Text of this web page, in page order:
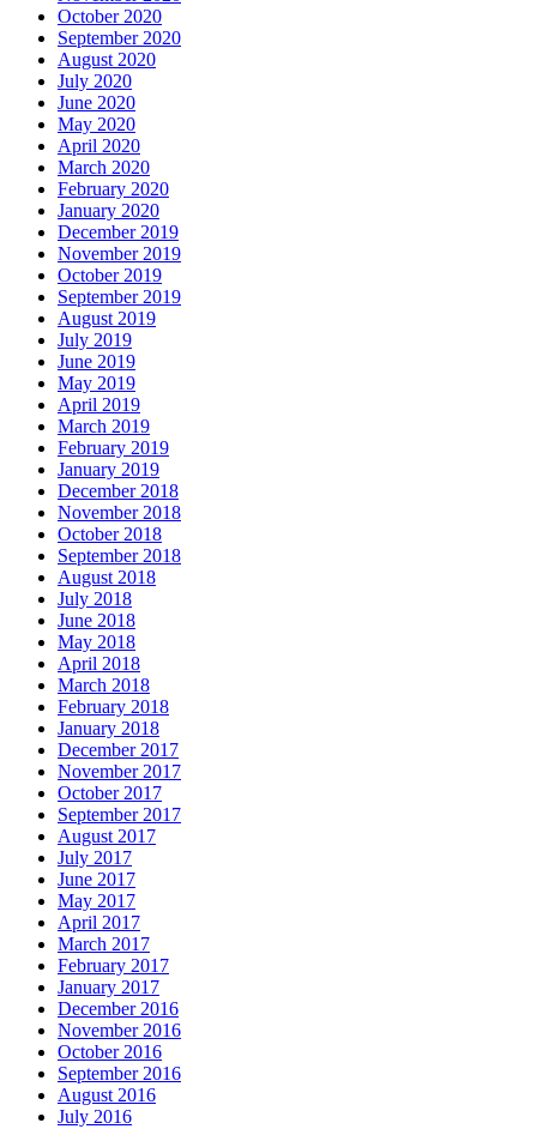
October 2020
September 2020
August 2020
July 2020
June 2020
May 2020
April 2020
March 2020
February 2020
January 2020
December 2019
November 2019
October 2019
September 2019
August 2019
July 2019
June 2019
May 2019
April 2019
March 2019
February 2019
January 2019
December 2018
November 2018
October 2018
September 2018
August 2018
July 2018
June 2018
May 2018
April 2018
March 2018
February 2018
January 2018
December 2017
November 2017
October 2017
September 2017
August 2017
July 2017
June 2017
May 2017
April 2017
March 2017
February 2017
January 2017
December 2016
November 2016
October 2016
September 2016
August 2016
July 2016